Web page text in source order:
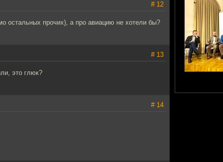
# 12
остальных прочих), а про авиацию не хотели бы?
# 13
это глюк?
# 14